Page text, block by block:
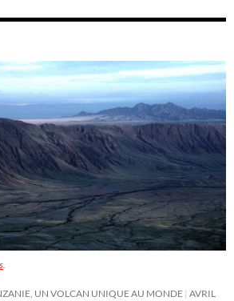
.
UN VOLCAN UNIQUE AU MONDE AVRIL